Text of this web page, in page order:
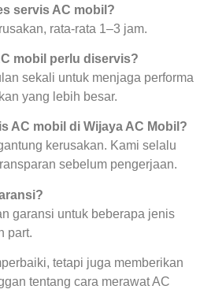
servis AC mobil?
rata-rata 1–3 jam.
mobil perlu diservis?
sekali untuk menjaga performa
yang lebih besar.
AC mobil di Wijaya AC Mobil?
kerusakan. Kami selalu
sebelum pengerjaan.
garansi untuk beberapa jenis
part.
tetapi juga memberikan
tentang cara merawat AC